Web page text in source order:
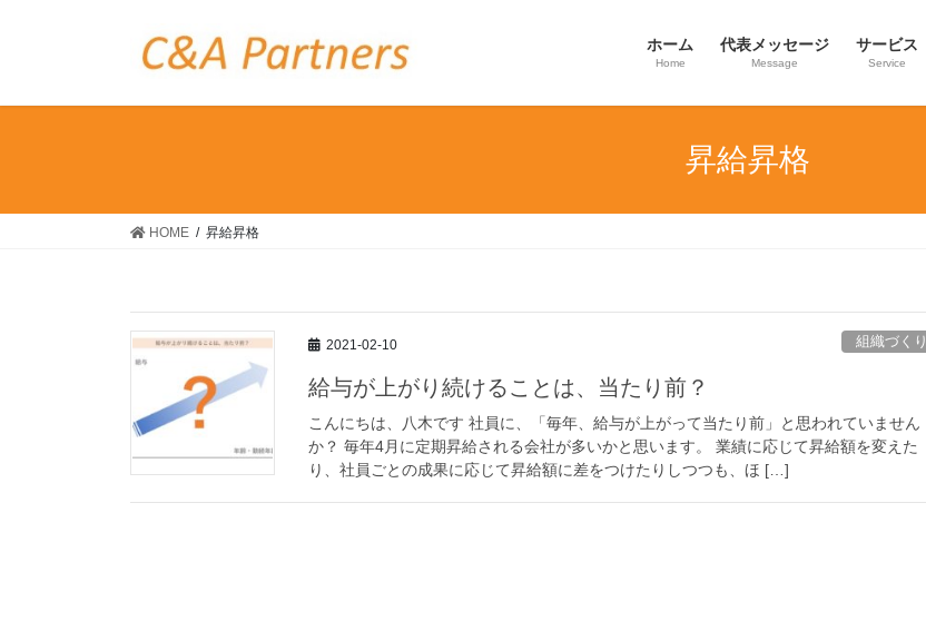
ホーム
Home
代表メッセージ
Message
サービス
Service
昇給昇格
HOME 昇給昇格
2021-02-10 組織づくり
給与が上がり続けることは、当たり前？
こんにちは、八木です 社員に、「毎年、給与が上がって当たり前」と思われていません
か？ 毎年4月に定期昇給される会社が多いかと思います。 業績に応じて昇給額を変えた
り、社員ごとの成果に応じて昇給額に差をつけたりしつつも、ほ […]